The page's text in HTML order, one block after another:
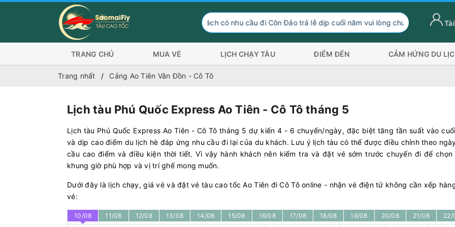
Hành khách có nhu cầu đi Côn Đảo trả lễ dịp cuối năm vui lòng chuyển hướng
TRANG CHỦ MUA VÉ LỊCH CHẠY TÀU ĐIỂM ĐẾN CẢM HỨNG DU
Trang nhất Cảng Ao Tiên Vân Đồn - Cô Tô
Lịch tàu Phú Quốc Express Ao Tiên - Cô Tô tháng 5
Lịch tàu Phú Quốc Express Ao Tiên - Cô Tô tháng 5 dự kiến 4 - 6 chuyến/ngày, đặc biệt tăng tần suất vào
và dịp cao điểm du lịch hè đáp ứng nhu cầu đi lại của du khách. Lưu ý lịch tàu có thể được điều chỉnh theo
cầu cao điểm và điều kiện thời tiết. Vì vậy hành khách nên kiểm tra và đặt vé sớm trước chuyến đi để chọn
khung giờ phù hợp và vị trí ghế mong muốn.
Dưới đây là lịch chạy, giá vé và đặt vé tàu cao tốc Ao Tiên đi Cô Tô online - nhận vé điện tử không cần xếp
vé:
10/08 11/08 12/08 13/08 14/08 15/08 16/08 17/08 18/08 19/08 20/08 21/08 22/